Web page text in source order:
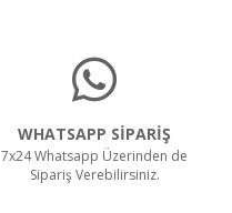
WHATSAPP SİPARİŞ
7x24 Whatsapp Üzerinden de
Sipariş Verebilirsiniz.